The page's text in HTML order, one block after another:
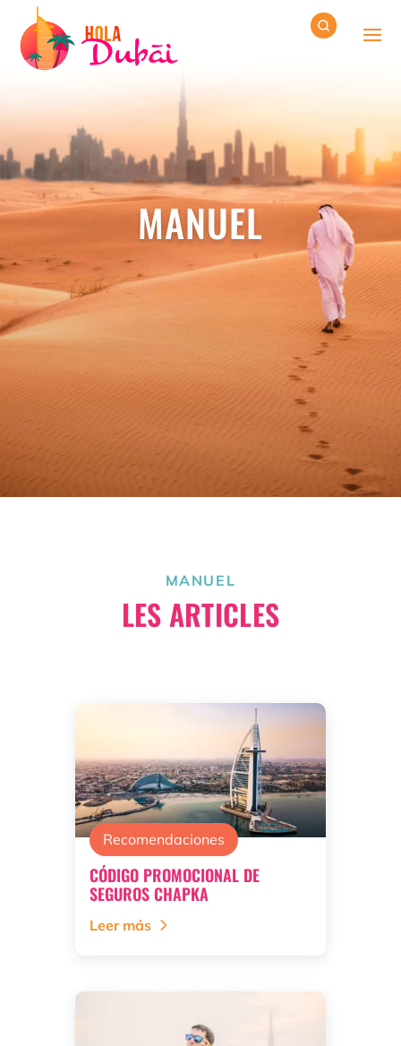
MANUEL
MANUEL
LES ARTICLES
Recomendaciones
CÓDIGO PROMOCIONAL DE
SEGUROS CHAPKA
Leer más